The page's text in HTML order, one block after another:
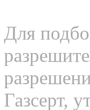
Для
Газсерт,